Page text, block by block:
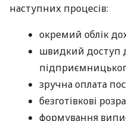
наступних процесів:
окремий облік
швидкий доступ
зручна оплата
безготівкові
формування